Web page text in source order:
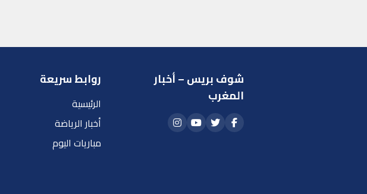
شوف بريس – أخبار
المغرب
روابط سريعة
الرئيسية
أخبار الرياضة
مباريات اليوم